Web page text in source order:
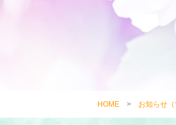
HOME > お知らせ（